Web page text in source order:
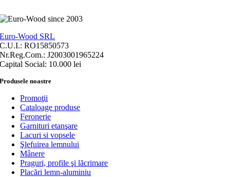
Euro-Wood SRL
C.U.I.: RO15850573
Nr.Reg.Com.: J2003001965224
Capital Social: 10.000 lei
Produsele noastre
Promoţii
Cataloage produse
Feronerie
Garnituri etanşare
Lacuri si vopsele
Şlefuirea lemnului
Mânere
Praguri, profile şi lăcrimare
Placări lemn-aluminiu